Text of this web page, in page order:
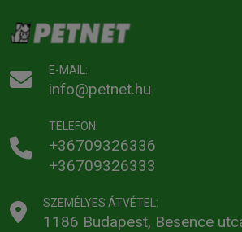
E-MAIL:
info@petnet.hu
TELEFON:
+36709326336
+36709326333
SZEMÉLYES ÁTVÉTEL:
1186 Budapest, Besence